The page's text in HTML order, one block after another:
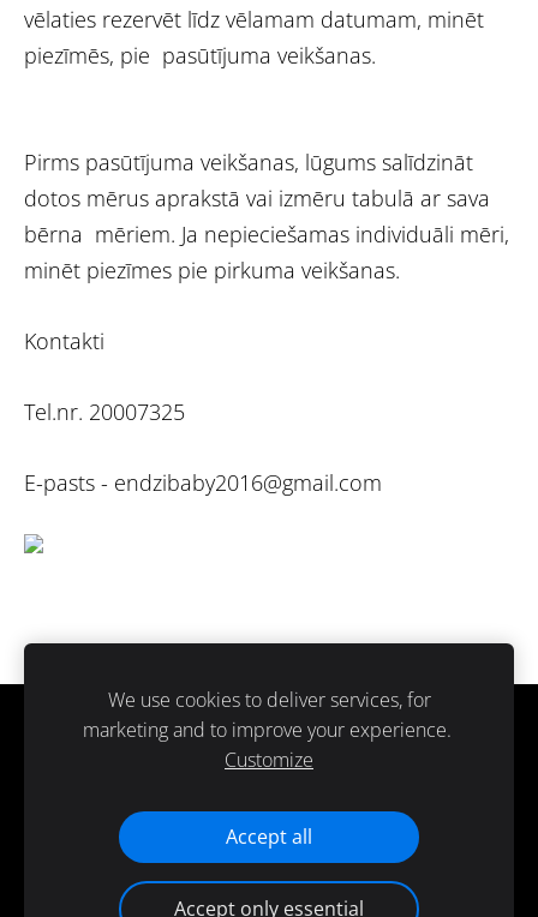
vēlaties rezervēt līdz vēlamam datumam, minēt
piezīmēs, pie pasūtījuma veikšanas.
Pirms pasūtījuma veikšanas, lūgums salīdzināt
dotos mērus aprakstā vai izmēru tabulā ar sava
bērna mēriem. Ja nepieciešamas individuāli mēri,
minēt piezīmes pie pirkuma veikšanas.
Kontakti
Tel.nr. 20007325
E-pasts - endzibaby2016@gmail.com
Sīkdatnes
Paldies ka atbalsti ražots Latvijā.
We use cookies to deliver services, for
marketing and to improve your experience.
Customize
Accept all
Accept only essential